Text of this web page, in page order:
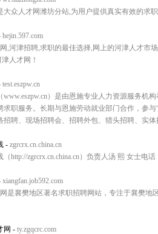
大众人才网潍坊分站,为用户提供真实有效的求
hejin.597.com
,河津招聘,求职的最佳选择,网上的河津人才市
人才网！
test.eszpw.cn
www.eszpw.cn）是由恩施专业人力资源服务机
求职服务。长期与恩施劳动就业部门合作，参
招聘、现场招聘会、招聘外包、猎头招聘、实
- zgrcrx.cn.china.cn
http://zgrcrx.cn.china.cn）负责人汤 熙 女士电
xiangfan.job592.com
是襄樊地区著名求职招聘网站，专注于襄樊
网 - ty.zgqcrc.com